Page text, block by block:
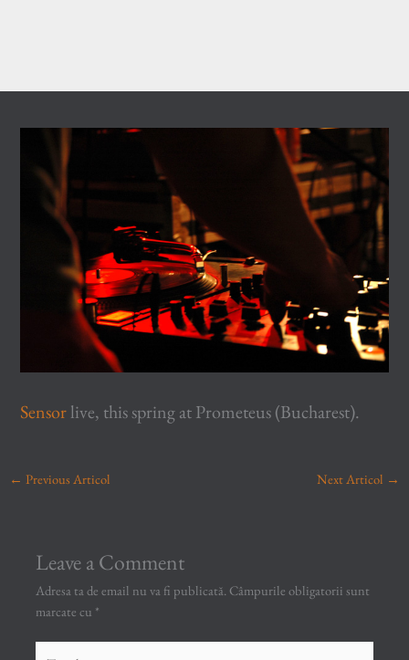
Sensorlive, this spring at Prometeus (Bucharest).
← Previous Articol Next Articol →
Leave a Comment
Adresa ta de email nu va fi publicată. Câmpurile obligatorii sunt
marcate cu *